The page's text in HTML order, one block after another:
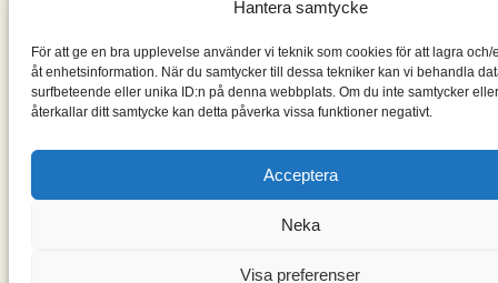
Hantera samtycke
För att ge en bra upplevelse använder vi teknik som cookies för att lagra och/
åt enhetsinformation. När du samtycker till dessa tekniker kan vi behandla
surfbeteende eller unika ID:n på denna webbplats. Om du inte samtycker
återkallar ditt samtycke kan detta påverka vissa funktioner negativt.
Acceptera
Neka
Visa preferenser